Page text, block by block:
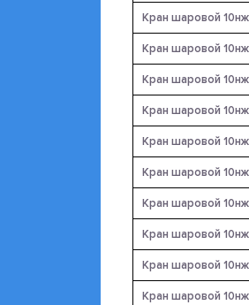
Кран шаровой
Кран шаровой
Кран шаровой
Кран шаровой
Кран шаровой
Кран шаровой
Кран шаровой
Кран шаровой
Кран шаровой
Кран шаровой